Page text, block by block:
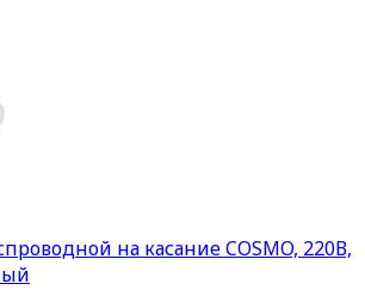
на касание COSMO, 220В,